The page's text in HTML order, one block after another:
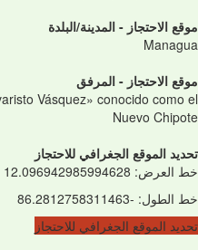
موقع الاحتجاز - المدينة/البلدة
Managua
موقع الاحتجاز - المرفق
Vásquez» conocido como el
Nuevo Chipote
تحديد الموقع الجغرافي للاحتجاز
خط العرض:
12.096942985994628
خط الطول:
-86.2812758311463
تحديد الموقع الجغرافي للاحتجاز